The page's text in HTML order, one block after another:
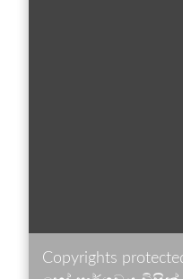
Copyrights